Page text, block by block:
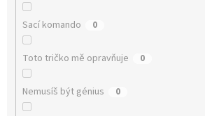
Sací komando 0
Toto tričko mě opravňuje 0
Nemusíš být génius 0